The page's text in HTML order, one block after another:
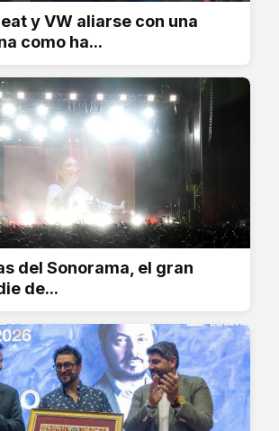
y VW aliarse con una
como ha...
del Sonorama, el gran
de...